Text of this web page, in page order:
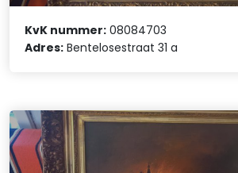
KvK nummer: 08084703
Adres: Bentelosestraat 31 a